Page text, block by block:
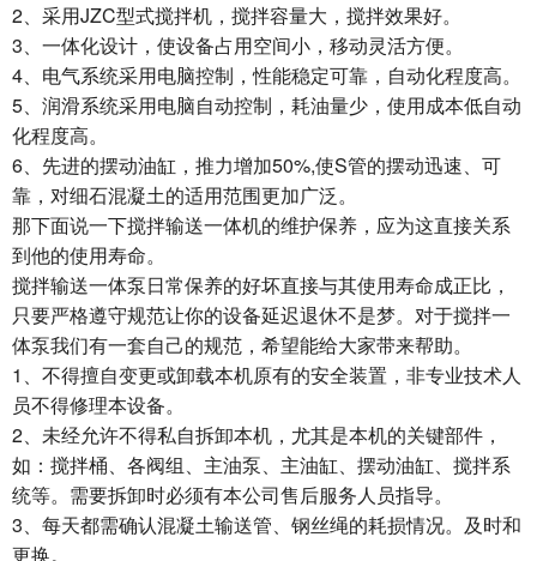
2、采用JZC型式搅拌机，搅拌容量大，搅拌效果好。
3、一体化设计，使设备占用空间小，移动灵活方便。
4、电气系统采用电脑控制，性能稳定可靠，自动化程度高。
5、润滑系统采用电脑自动控制，耗油量少，使用成本低自动
化程度高。
6、先进的摆动油缸，推力增加50%,使S管的摆动迅速、可
靠，对细石混凝土的适用范围更加广泛。
那下面说一下搅拌输送一体机的维护保养，应为这直接关系
到他的使用寿命。
搅拌输送一体泵日常保养的好坏直接与其使用寿命成正比，
只要严格遵守规范让你的设备延迟退休不是梦。对于搅拌一
体泵我们有一套自己的规范，希望能给大家带来帮助。
1、不得擅自变更或卸载本机原有的安全装置，非专业技术人
员不得修理本设备。
2、未经允许不得私自拆卸本机，尤其是本机的关键部件，
如：搅拌桶、各阀组、主油泵、主油缸、摆动油缸、搅拌系
统等。需要拆卸时必须有本公司售后服务人员指导。
3、每天都需确认混凝土输送管、钢丝绳的耗损情况。及时和
更换。